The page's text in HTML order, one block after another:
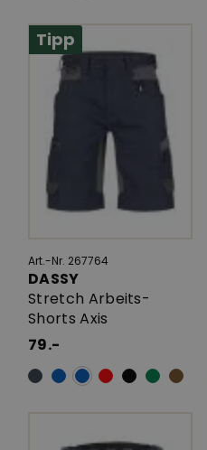
Tipp
Art.-Nr. 267764
DASSY
Stretch Arbeits-
Shorts Axis
79.-